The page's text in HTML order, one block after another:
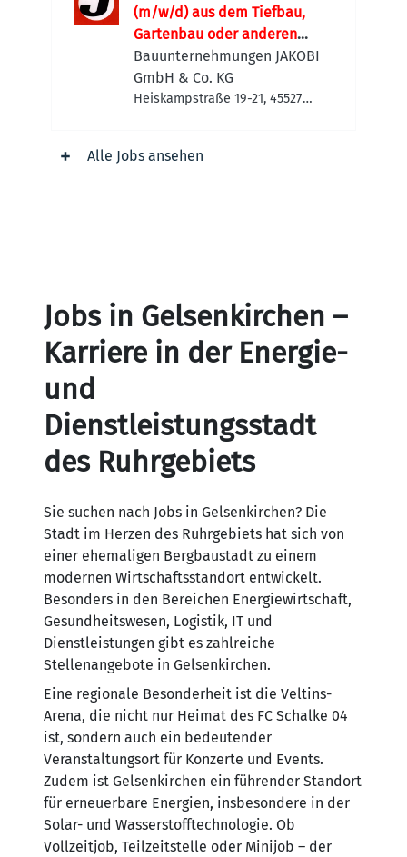
(m/w/d) aus dem Tiefbau,
Gartenbau oder anderen
Berufen
Bauunternehmungen JAKOBI
GmbH & Co. KG
Heiskampstraße 19-21, 45527
Alle Jobs ansehen
Jobs in Gelsenkirchen –
Karriere in der Energie-
und
Dienstleistungsstadt
des Ruhrgebiets
Sie suchen nach Jobs in Gelsenkirchen? Die
Stadt im Herzen des Ruhrgebiets hat sich von
einer ehemaligen Bergbaustadt zu einem
modernen Wirtschaftsstandort entwickelt.
Besonders in den Bereichen Energiewirtschaft,
Gesundheitswesen, Logistik, IT und
Dienstleistungen gibt es zahlreiche
Stellenangebote in Gelsenkirchen.
Eine regionale Besonderheit ist die Veltins-
Arena, die nicht nur Heimat des FC Schalke 04
ist, sondern auch ein bedeutender
Veranstaltungsort für Konzerte und Events.
Zudem ist Gelsenkirchen ein führender Standort
für erneuerbare Energien, insbesondere in der
Solar- und Wasserstofftechnologie. Ob
Vollzeitjob, Teilzeitstelle oder Minijob – der